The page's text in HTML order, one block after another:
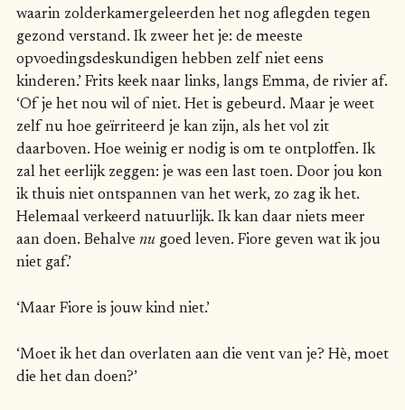
waarin zolderkamergeleerden het nog aflegden tegen
gezond verstand. Ik zweer het je: de meeste
opvoedingsdeskundigen hebben zelf niet eens
kinderen.’ Frits keek naar links, langs Emma, de rivier af.
‘Of je het nou wil of niet. Het is gebeurd. Maar je weet
zelf nu hoe geïrriteerd je kan zijn, als het vol zit
daarboven. Hoe weinig er nodig is om te ontploffen. Ik
zal het eerlijk zeggen: je was een last toen. Door jou kon
ik thuis niet ontspannen van het werk, zo zag ik het.
Helemaal verkeerd natuurlijk. Ik kan daar niets meer
aan doen. Behalve nu goed leven. Fiore geven wat ik jou
niet gaf.’
‘Maar Fiore is jouw kind niet.’
‘Moet ik het dan overlaten aan die vent van je? Hè, moet
die het dan doen?’